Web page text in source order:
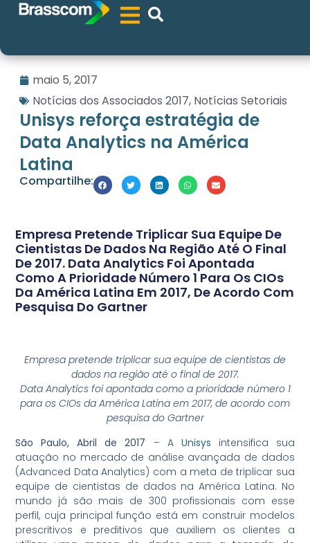
maio 5, 2017
Notícias dos Associados 2017, Notícias Setoriais
Unisys reforça estratégia de
Data Analytics na América
Latina
Compartilhe:
Empresa Pretende Triplicar Sua Equipe De
Cientistas De Dados Na Região Até O Final
De 2017. Data Analytics Foi Apontada
Como A Prioridade Número 1 Para Os CIOs
Da América Latina Em 2017, De Acordo Com
Pesquisa Do Gartner
Empresa pretende triplicar sua equipe de cientistas de
dados na região até o final de 2017.
Data Analytics foi apontada como a prioridade número 1
para os CIOs da América Latina em 2017, de acordo com
pesquisa do Gartner
São Paulo, Abril de 2017 – A Unisys intensifica sua
atuação no mercado de análise avançada de dados
(Advanced Data Analytics) com a meta de triplicar sua
equipe de cientistas de dados na América Latina. No
mundo já são mais de 300 profissionais com esse
perfil, cuja principal função está em construir modelos
prescritivos e preditivos que auxiliem os clientes a